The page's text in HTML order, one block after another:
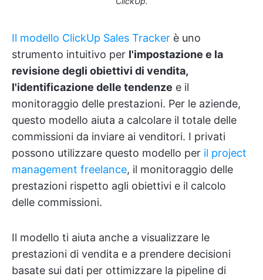
Il modello ClickUp Sales Tracker è uno
strumento intuitivo per l'impostazione e la
revisione degli obiettivi di vendita,
l'identificazione delle tendenze e il
monitoraggio delle prestazioni. Per le aziende,
questo modello aiuta a calcolare il totale delle
commissioni da inviare ai venditori. I privati
possono utilizzare questo modello per il project
management freelance, il monitoraggio delle
prestazioni rispetto agli obiettivi e il calcolo
delle commissioni.
Il modello ti aiuta anche a visualizzare le
prestazioni di vendita e a prendere decisioni
basate sui dati per ottimizzare la pipeline di